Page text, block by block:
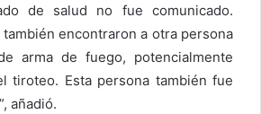
de salud no fue comunicado.
encontraron a otra persona
arma de fuego, potencialmente
tiroteo. Esta persona también fue
añadió.